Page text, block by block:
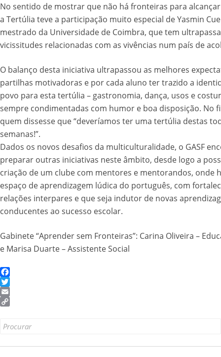
No sentido de mostrar que não há fronteiras para
a Tertúlia teve a participação muito especial de Yasmin
mestrado da Universidade de Coimbra, que tem
vicissitudes relacionadas com as vivências num país de
O balanço desta iniciativa ultrapassou as melhores
partilhas motivadoras e por cada aluno ter trazido a
povo para esta tertúlia – gastronomia, dança, usos e
sempre condimentadas com humor e boa disposição. No
quem dissesse que “deveríamos ter uma tertúlia destas
semanas!”.
Dados os novos desafios da multiculturalidade, o GASF
preparar outras iniciativas neste âmbito, desde logo a
criação de um clube com mentores e mentorandos, onde
espaço de aprendizagem lúdica do português, com
relações interpares e que seja indutor de novas
conducentes ao sucesso escolar.
Gabinete “Aprender sem Fronteiras”: Carina Oliveira –
e Marisa Duarte – Assistente Social
Facebook
Twitter
Email
Link
Search